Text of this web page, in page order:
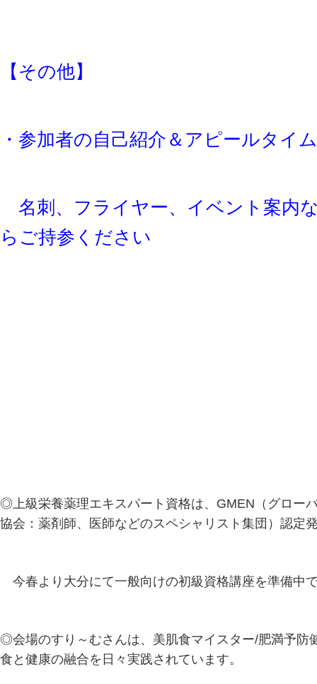
【その他】
・参加者の自己紹介＆アピールタイ
名刺、フライヤー、イベント案内
らご持参ください
◎上級栄養薬理エキスパート資格は、GMEN（グロー
協会：薬剤師、医師などのスペシャリスト集団）認定
今春より大分にて一般向けの初級資格講座を準備中
◎会場のすり～むさんは、美肌食マイスター/肥満予防
食と健康の融合を日々実践されています。